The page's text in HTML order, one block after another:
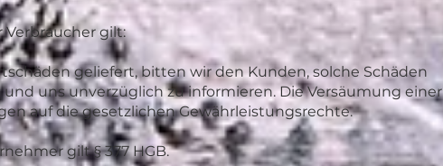
Verbraucher gilt:
geliefert, bitten wir den Kunden, solche Schäden
uns unverzüglich zu informieren. Die Versäumung einer
auf die gesetzlichen Gewährleistungsrechte.
gilt § 377 HGB.